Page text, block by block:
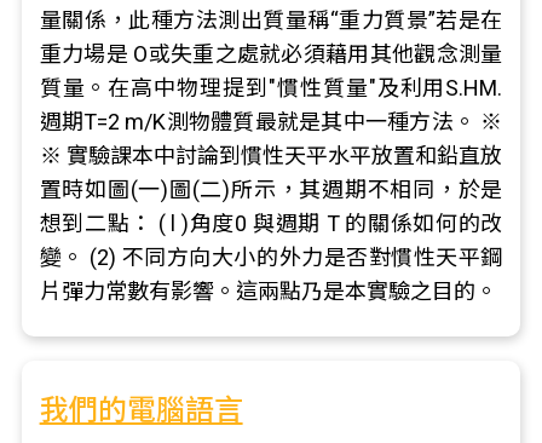
量關係，此種方法測出質量稱“重力質景”若是在
重力場是 O或失重之處就必須藉用其他觀念測量
質量。在高中物理提到"慣性質量"及利用S.HM.
週期T=2 m/K測物體質最就是其中一種方法。 ※
※ 實驗課本中討論到慣性天平水平放置和鉛直放
置時如圖(一)圖(二)所示，其週期不相同，於是
想到二點： ( l )角度0 與週期 T 的關係如何的改
變。 (2) 不同方向大小的外力是否對慣性天平鋼
片彈力常數有影響。這兩點乃是本實驗之目的。
我們的電腦語言